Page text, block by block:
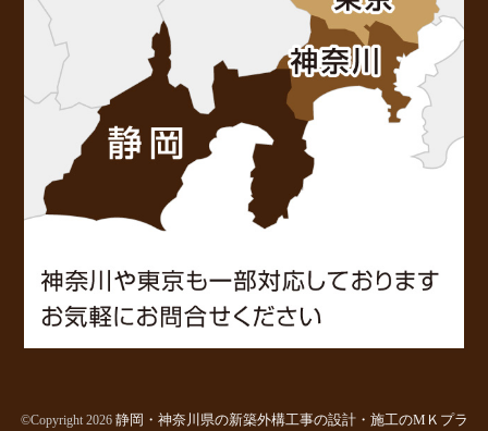
©Copyright 2026 静岡・神奈川県の新築外構工事の設計・施工のМＫプラ